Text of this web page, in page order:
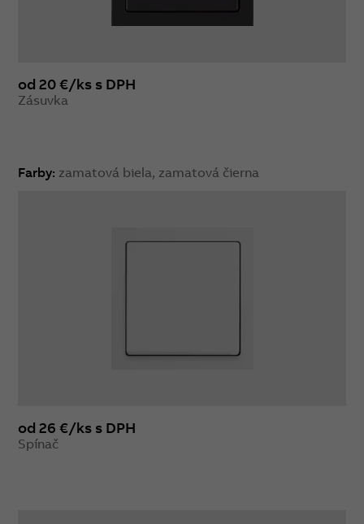
od 20 €/ks s DPH
Zásuvka
Farby: zamatová biela, zamatová čierna
od 26 €/ks s DPH
Spínač